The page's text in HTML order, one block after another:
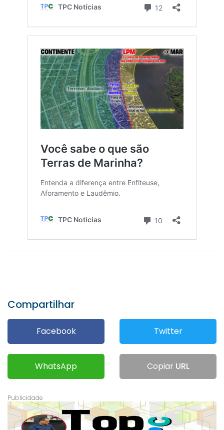
Compartilhar
Facebook Twitter
WhatsApp Copiar URL